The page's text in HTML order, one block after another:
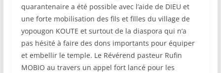
quarantenaire a été possible avec l’aide de DIEU et
une forte mobilisation des fils et filles du village de
yopougon KOUTE et surtout de la diaspora qui n’a
pas hésité à faire des dons importants pour équiper
et embellir le temple. Le Révérend pasteur Rufin
MOBIO au travers un appel fort lancé pour les